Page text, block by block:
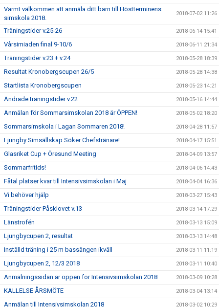
Varmt välkommen att anmäla ditt barn till Höstterminens
simskola 2018.
2018-07-02 11:26
Träningstider v.25-26 2018-06-14 15:41
Vårsimiaden final 9-10/6 2018-06-11 21:34
Träningstider v.23 + v.24 2018-05-28 18:39
Resultat Kronobergscupen 26/5 2018-05-28 14:38
Startlista Kronobergscupen 2018-05-23 14:21
Ändrade träningstider v.22 2018-05-16 14:44
Anmälan för Sommarsimskolan 2018 är ÖPPEN! 2018-05-02 18:20
Sommarsimskola i Lagan Sommaren 2018! 2018-04-28 11:57
Ljungby Simsällskap Söker Chefstränare! 2018-04-17 15:51
Glasriket Cup + Öresund Meeting 2018-04-09 13:57
Sommarfritids! 2018-04-06 14:43
Fåtal platser kvar till Intensivsimskolan i Maj 2018-04-04 16:36
Vi behöver hjälp 2018-03-27 15:43
Träningstider Påsklovet v.13 2018-03-14 17:29
Länstrofén 2018-03-13 15:09
Ljungbycupen 2, resultat 2018-03-13 14:48
Inställd träning i 25 m bassängen ikväll 2018-03-11 11:19
Ljungbycupen 2, 12/3 2018 2018-03-11 10:40
Anmälningssidan är öppen för Intensivsimskolan 2018 2018-03-09 10:28
KALLELSE ÅRSMÖTE 2018-03-04 13:14
Anmälan till Intensivsimskolan 2018 2018-03-02 10:29